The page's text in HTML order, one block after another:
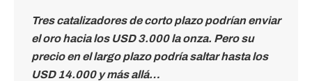
Tres catalizadores de corto plazo podrían enviar
el oro hacia los USD 3.000 la onza. Pero su
precio en el largo plazo podría saltar hasta los
USD 14.000 y más allá…